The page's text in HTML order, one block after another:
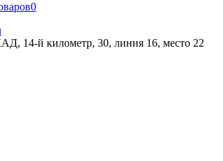
0
14-й километр, 30, линия 16, место 22